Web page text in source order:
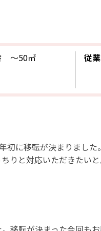
〜50㎡ 従
に移転が決まりまし
りと対応いただきたいと